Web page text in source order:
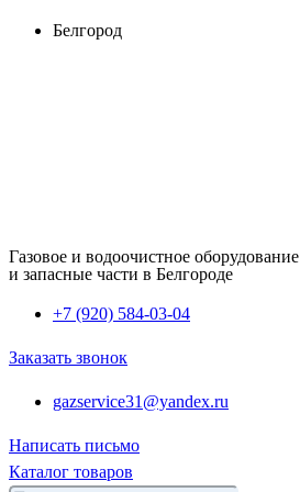
ПерейтиБелгород
Газовое и водоочистное оборудование
и запасные части в Белгороде
+7 (920) 584-03-04
Заказать звонок
gazservice31@yandex.ru
Написать письмо
Каталог товаров